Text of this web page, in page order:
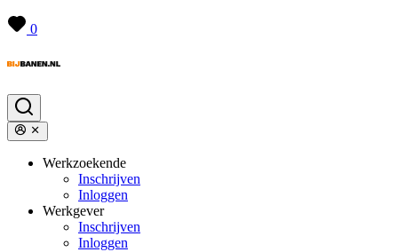
0
Werkzoekende
Inschrijven
Inloggen
Werkgever
Inschrijven
Inloggen